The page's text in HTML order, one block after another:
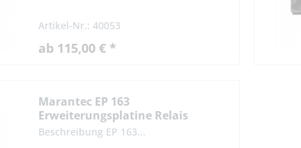
Artikel-Nr.: 40053
ab 115,00 € *
Marantec EP 163
Erweiterungsplatine Relais
Beschreibung EP 163...